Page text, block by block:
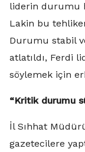
liderin durumu
Lakin bu
Durumu stabil
atlatıldı, Ferdi
söylemek için
“Kritik durumu
İl Sıhhat
gazetecilere